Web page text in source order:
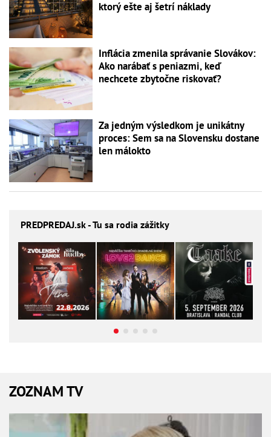
ktorý ešte aj šetrí náklady
Inflácia zmenila správanie Slovákov:
Ako narábať s peniazmi, keď
nechcete zbytočne riskovať?
Za jedným výsledkom je unikátny
proces: Sem sa na Slovensku dostane
len málokto
PREDPREDAJ.sk - Tu sa rodia zážitky
ZOZNAM TV